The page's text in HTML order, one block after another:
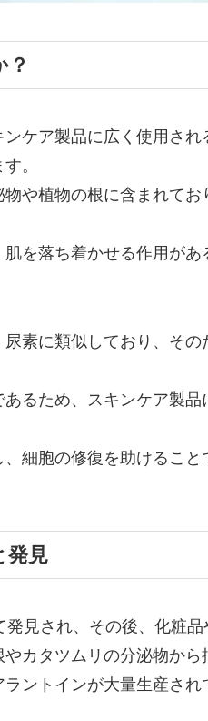
？
ケア製品に広く使用さ
。
や植物の根に含まれて
を落ち着かせる作用が
素に類似しており、そ
るため、スキンケア製
細胞の修復を助けるこ
発見
見され、その後、化粧品
カタツムリの分泌物か
ントインが大量生産され